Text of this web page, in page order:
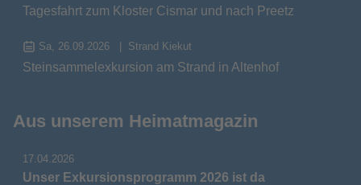
Tagesfahrt zum Kloster Cismar und nach Preetz
Sa, 26.09.2026 Strand Kiekut
Steinsammelexkursion am Strand in Altenhof
Aus unserem Heimatmagazin
17.04.2026
Unser Exkursionsprogramm 2026 ist da